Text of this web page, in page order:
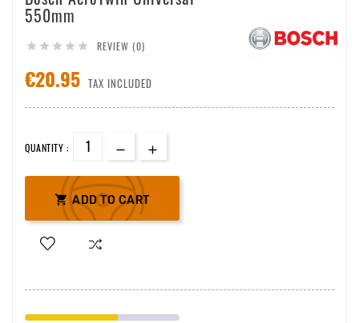
550mm
     REVIEW (0)
€20.95 TAX INCLUDED
QUANTITY :
 ADD TO CART